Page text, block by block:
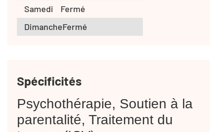
Samedi
Fermé
DimancheFermé
Spécificités
Psychothérapie, Soutien à la
parentalité, Traitement du